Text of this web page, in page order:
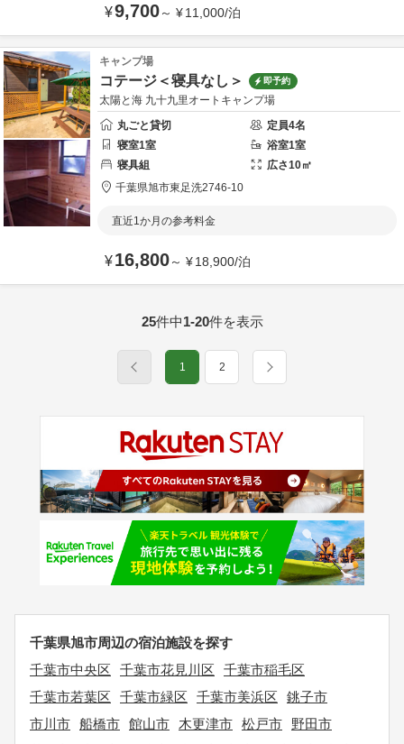
¥9,700～ ¥11,000/泊
キャンプ場
コテージ＜寝具なし＞ 即予約
太陽と海 九十九里オートキャンプ場
丸ごと貸切
定員4名
寝室1室 浴室1室
寝具組 広さ10㎡
千葉県旭市東足洗2746-10
直近1か月の参考料金
¥16,800～ ¥18,900/泊
25件中1-20件を表示
1 2
千葉県旭市周辺の宿泊施設を探す
千葉市中央区
千葉市花見川区
千葉市稲毛区
千葉市若葉区
千葉市緑区 千葉市美浜区
銚子市
市川市 船橋市 館山市 木更津市 松戸市
野田市